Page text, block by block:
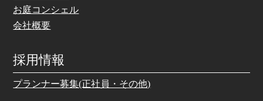
お庭コンシェル
会社概要
採用情報
プランナー募集(正社員・その他)